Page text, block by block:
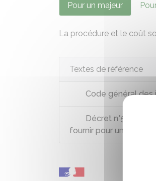
Pour un majeur
La procédure et le coût
Textes de référence
Code général des
Décret n°55-1397
fournir pour un